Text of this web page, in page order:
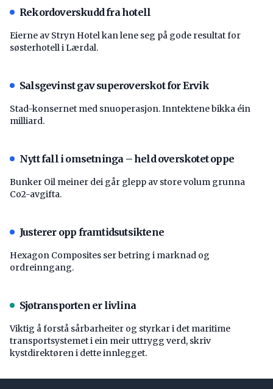
Rekordoverskudd fra hotell
Eierne av Stryn Hotel kan lene seg på gode resultat for
søsterhotell i Lærdal.
Salsgevinst gav superoverskot for Ervik
Stad-konsernet med snuoperasjon. Inntektene bikka éin
milliard.
Nytt fall i omsetninga – held overskotet oppe
Bunker Oil meiner dei går glepp av store volum grunna
Co2-avgifta.
Justerer opp framtidsutsiktene
Hexagon Composites ser betring i marknad og
ordreinngang.
Sjøtransporten er livlina
Viktig å forstå ­sårbarheiter og styrkar i det maritime
transport­systemet i ein meir uttrygg verd, skriv
kystdirektøren i dette innlegget.